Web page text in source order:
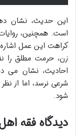
این حدیث، نشان
است. همچنین،
کراهت این عمل
زن، حرمت مطلق را
احادیث، نشان می
شرعی نرسد، اما از
شود.
دیدگاه فقه